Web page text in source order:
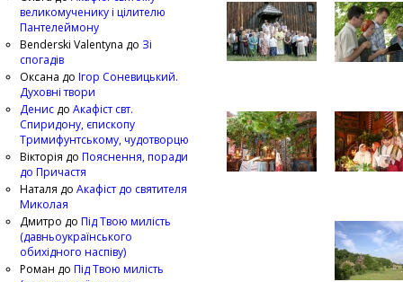
великомученику і цілителю
Пантелеймону
Benderski Valentyna до Зі
спогадів
Оксана до Ігор Соневицький.
Духовні твори
Денис до Акафіст свт.
Спиридону, єпископу
Тримифунтському, чудотворцю
Вікторія до Пояснення, поради
до Причастя
Наталя до Акафіст до святителя
Миколая
Дмитро до Під Твою милість
(давньоукраїнського
обихідного наспіву)
Роман до Під Твою милість